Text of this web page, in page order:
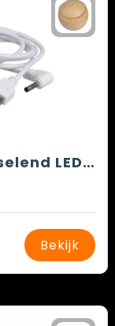
Luchtbevochtiger met wisselend LED licht
Bekijk